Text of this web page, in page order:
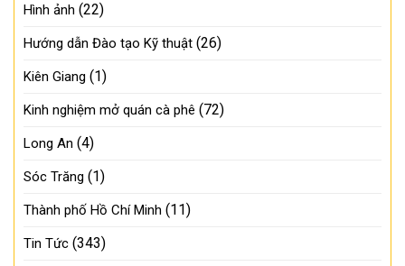
Hình ảnh (22)
Hướng dẫn Đào tạo Kỹ thuật (26)
Kiên Giang (1)
Kinh nghiệm mở quán cà phê (72)
Long An (4)
Sóc Trăng (1)
Thành phố Hồ Chí Minh (11)
Tin Tức (343)